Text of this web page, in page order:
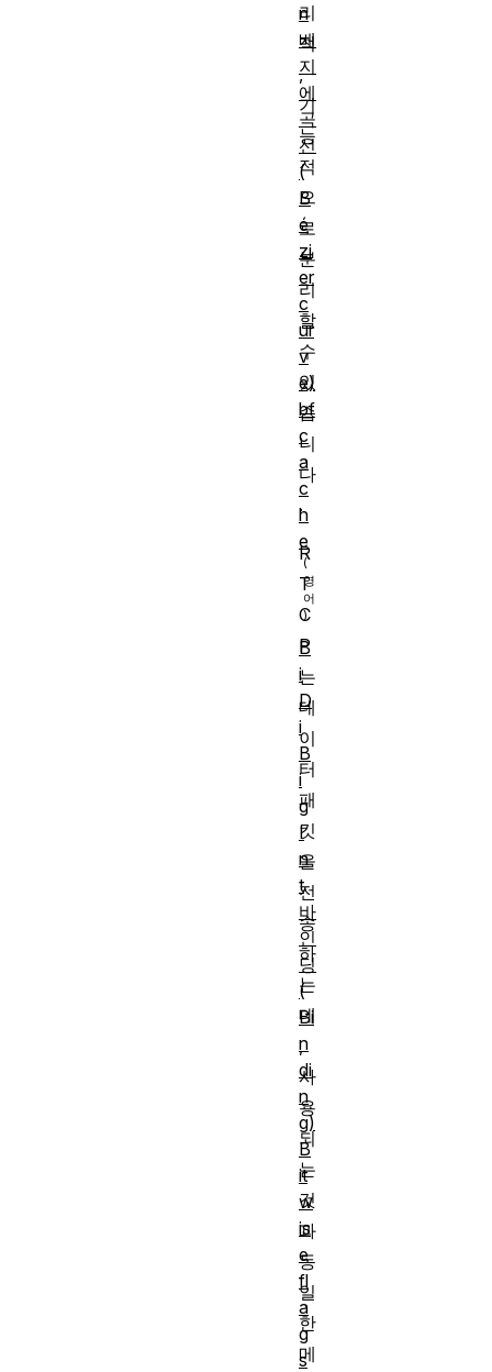
리
적
,
기
능
적
으
로
분
리
할
수
있
습
니
다
.
R
T
C
P
는
데
이
터
패
킷
을
전
송
하
는
데
,
사
용
되
는
것
과
동
일
한
메
n
베
지
에
곡
선
(
B
é
zi
er
c
ur
v
e)
bf
c
a
c
h
e
B
i
D
i
B
i
g
I
n
t
바
인
딩
(
Bi
n
di
n
g)
B
it
w
is
e
fl
a
g
s